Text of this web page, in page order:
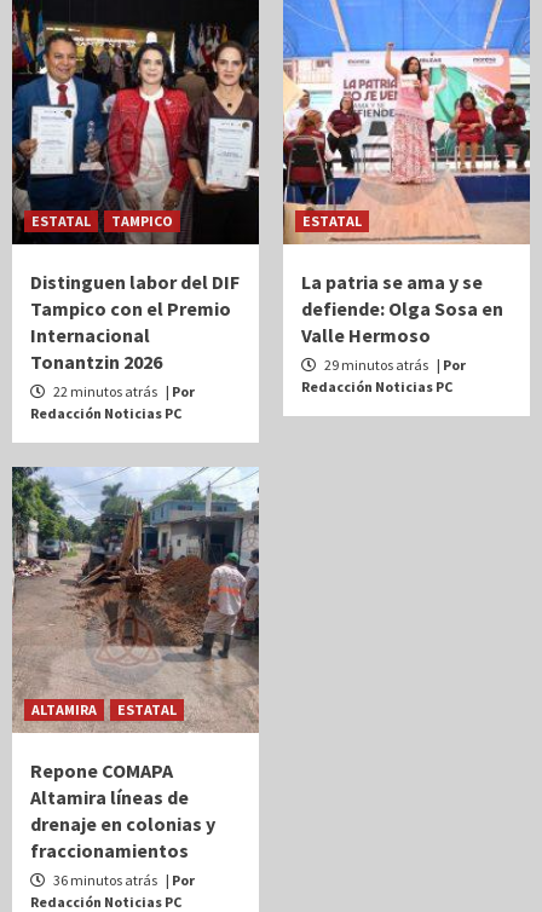
ESTATAL TAMPICO
Distinguen labor del DIF
Tampico con el Premio
Internacional
Tonantzin 2026
22 minutos atrás | Por
Redacción Noticias PC
ESTATAL
La patria se ama y se
defiende: Olga Sosa en
Valle Hermoso
29 minutos atrás | Por
Redacción Noticias PC
ALTAMIRA ESTATAL
Repone COMAPA
Altamira líneas de
drenaje en colonias y
fraccionamientos
36 minutos atrás | Por
Redacción Noticias PC